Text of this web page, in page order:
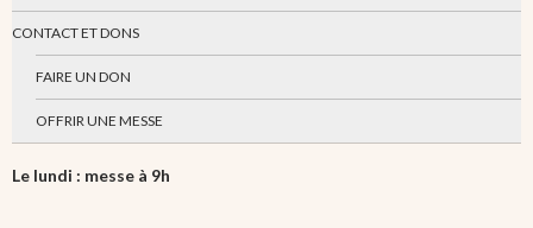
CONTACT ET DONS
FAIRE UN DON
OFFRIR UNE MESSE
Le lundi : messe à 9h